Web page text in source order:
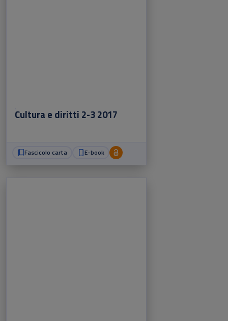
Cultura e diritti 2-3 2017
Fascicolo carta E-book